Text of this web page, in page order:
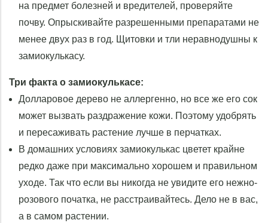
на предмет болезней и вредителей, проверяйте
почву. Опрыскивайте разрешенными препаратами не
менее двух раз в год. Щитовки и тли неравнодушны к
замиокулькасу.
Три факта о замиокулькасе:
Долларовое дерево не аллергенно, но все же его сок
может вызвать раздражение кожи. Поэтому удобрять
и пересаживать растение лучше в перчатках.
В домашних условиях замиокулькас цветет крайне
редко даже при максимально хорошем и правильном
уходе. Так что если вы никогда не увидите его нежно-
розового початка, не расстраивайтесь. Дело не в вас,
а в самом растении.